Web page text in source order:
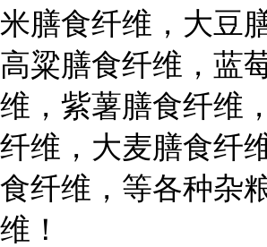
米膳食纤维，大豆
高粱膳食纤维，蓝
维，紫薯膳食纤维
纤维，大麦膳食纤
食纤维，等各种杂
维！